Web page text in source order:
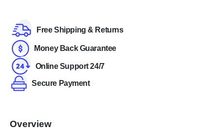
Free Shipping & Returns
Money Back Guarantee
Online Support 24/7
Secure Payment
Overview